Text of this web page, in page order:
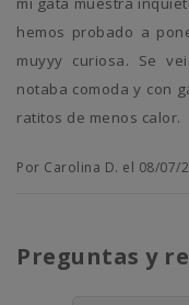
hemos probado a
muyyy curiosa. Se
notaba comoda y con
ratitos de menos calor.
Por Carolina D. el 08/07/
Preguntas y